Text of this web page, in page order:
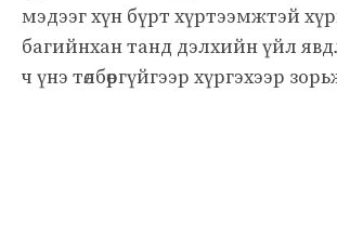
мэдээг хүн бүрт хүртээмжтэй
багийнхан танд дэлхийн үйл
ч үнэ төлбөргүйгээр хүргэхээр